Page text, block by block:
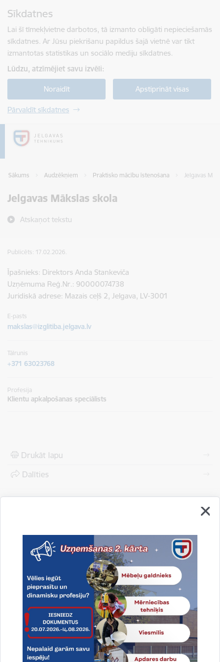
Sīkdatnes
Lai šī tīmekļvietne darbotos, tā izmanto obligāti nepieciešamās
sīkdatnes. Ar Jūsu piekrišanu papildus šajā vietnē var tikt
izmantotas statistikas un sociālo mediju sīkdatnes.
Lūdzu, atzīmējiet savu izvēli:
Noraidīt Apstiprināt visas
Pārvaldīt sīkdatnes
Sākums Audzēkņiem Praktisko mācību īstenošana Jelgavas
Jelgavas Mākslas skola
Atskaņot tekstu
Publicēts: 17.02.2026.
Īpašnieks: Direktors Anda Stankeviča
Uzņēmuma Reģ.Nr.: 90000074738
Juridiskā adrese: Mazais ceļš 2, Jelgava, LV-3001
E-pasts
makslas@izglitiba.jelgava.lv
Tālrunis
+371 63023768
Profesija
Klientu apkalpošanas speciālists
Drukāt lapu
Dalīties
Vai šī informācija bija noderīga?